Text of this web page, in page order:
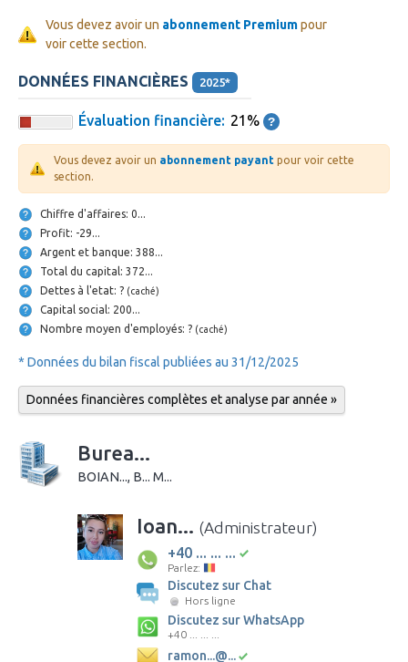
Vous devez avoir un abonnement Premiumpour
voir cette section.
DONNÉES FINANCIÈRES 2025*
Évaluation financière: 21%
Vous devez avoir un abonnement payant pour voir cette
section.
Chiffre d'affaires: 0...
Profit: -29...
Argent et banque: 388...
Total du capital: 372...
Dettes à l'etat: ? (caché)
Capital social: 200...
Nombre moyen d'employés: ? (caché)
* Données du bilan fiscal publiées au 31/12/2025
Données financières complètes et analyse par année »
Burea...
BOIAN..., B... M...
Ioan... (Administrateur)
+40 ... ... ...
Parlez:
Discutez sur Chat
Hors ligne
Discutez sur WhatsApp
+40 ... ... ...
ramon...@...